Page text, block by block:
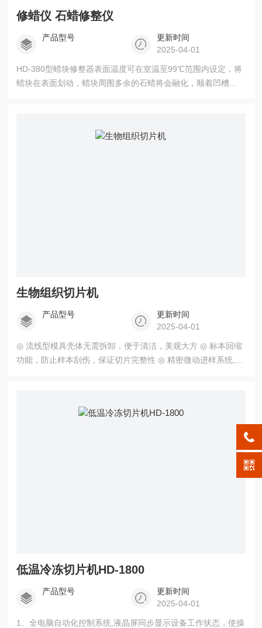
修蜡仪 石蜡修整仪
产品型号
更新时间
2025-04-01
HD-380型蜡块修整器表面温度可在室温至99℃范围内设定，将
蜡块在表面划动，蜡块周围多余的石蜡将会融化，顺着凹槽流
生物组织切片机
产品型号
更新时间
2025-04-01
◎ 流线型模具壳体无需拆卸，便于清洁，美观大方 ◎ 标本回缩
功能，防止样本刮伤，保证切片完整性 ◎ 精密微动进样系统,提
低温冷冻切片机HD-1800
产品型号
更新时间
2025-04-01
1、全电脑自动化控制系统,液晶屏同步显示设备工作状态，使操